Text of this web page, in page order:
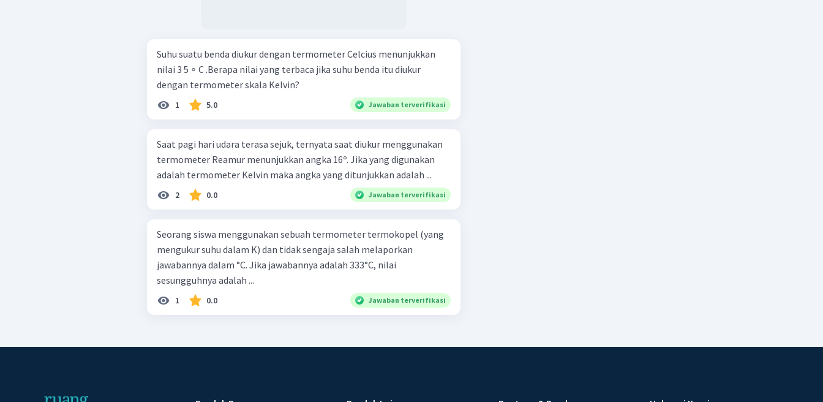
Suhu suatu benda diukur dengan termometer Celcius menunjukkan
nilai 3 5 ∘ C .Berapa nilai yang terbaca jika suhu benda itu diukur
dengan termometer skala Kelvin?
1 5.0 Jawaban terverifikasi
Saat pagi hari udara terasa sejuk, ternyata saat diukur menggunakan
termometer Reamur menunjukkan angka 16º. Jika yang digunakan
adalah termometer Kelvin maka angka yang ditunjukkan adalah ...
2 0.0 Jawaban terverifikasi
Seorang siswa menggunakan sebuah termometer termokopel (yang
mengukur suhu dalam K) dan tidak sengaja salah melaporkan
jawabannya dalam °C. Jika jawabannya adalah 333°C, nilai
sesungguhnya adalah ...
1 0.0 Jawaban terverifikasi